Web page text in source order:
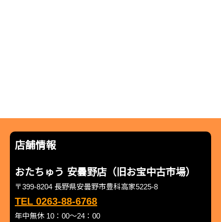
店舗情報
おたちゅう 安曇野店（旧お宝中古市場）
〒399-8204 長野県安曇野市豊科高家5225-8
TEL 0263-88-6768
年中無休 10：00～24：00